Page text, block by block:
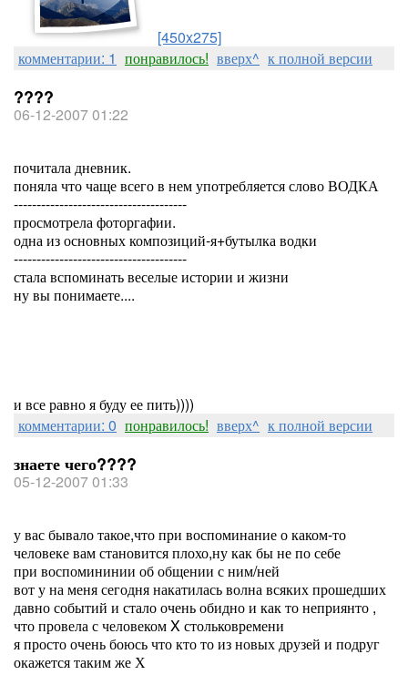
[450x275]
комментарии: 1 понравилось! вверх^ к полной версии
????
06-12-2007 01:22
почитала дневник.
поняла что чаще всего в нем употребляется слово ВОДКА
--------------------------------------
просмотрела фоторгафии.
одна из основных композиций-я+бутылка водки
--------------------------------------
стала вспоминать веселые истории и жизни
ну вы понимаете....
и все равно я буду ее пить))))
комментарии: 0 понравилось! вверх^ к полной версии
знаете чего????
05-12-2007 01:33
у вас бывало такое,что при воспоминание о каком-то
человеке вам становится плохо,ну как бы не по себе
при воспомининии об общении с ним/ней
вот у на меня сегодня накатилась волна всяких прошедших
давно событий и стало очень обидно и как то неприянто ,
что провела с человеком X стольковремени
я просто очень боюсь что кто то из новых друзей и подруг
окажется таким же Х